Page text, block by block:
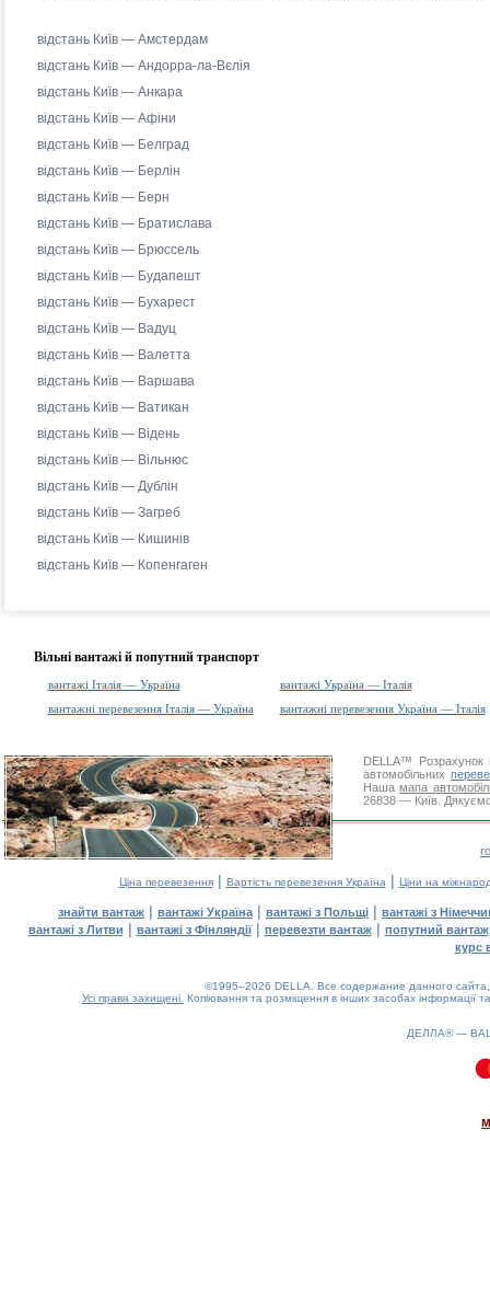
відстань Київ — Амстердам
відстань Київ — Андорра-ла-Вєлія
відстань Київ — Анкара
відстань Київ — Афіни
відстань Київ — Белград
відстань Київ — Берлін
відстань Київ — Берн
відстань Київ — Братислава
відстань Київ — Брюссель
відстань Київ — Будапешт
відстань Київ — Бухарест
відстань Київ — Вадуц
відстань Київ — Валетта
відстань Київ — Варшава
відстань Київ — Ватикан
відстань Київ — Відень
відстань Київ — Вільнюс
відстань Київ — Дублін
відстань Київ — Загреб
відстань Київ — Кишинів
відстань Київ — Копенгаген
Вільні вантажі й попутний транспорт
вантажі Італія — Україна
вантажі Україна — Італія
вантажні перевезення Італія — Україна
вантажні перевезення Україна — Італія
DELLA™
Розрахунок
автомобільних
Нашамапа
26838 — Київ. Дякуємо
Ціна перевезення| Вартість перевезення Україна | Ціни на
знайти вантаж | вантажі Україна | вантажі з Польщі | вантажі з
вантажі з Литви | вантажі з Фінляндії| перевезти вантаж| попутний вантаж
курс
©1995–2026 DELLA. Все содержание данного
Усі права захищені. Копіювання та розміщення в інших засобах інформації
ДЕЛЛА® —